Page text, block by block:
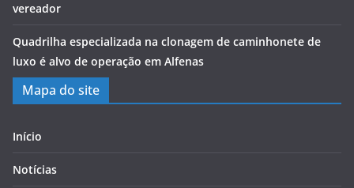
vereador
Quadrilha especializada na clonagem de caminhonete de
luxo é alvo de operação em Alfenas
Mapa do site
Início
Notícias